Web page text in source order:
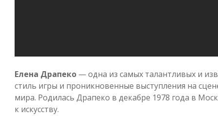
Елена Драпеко — одна из самых талантливых и
стиль игры и проникновенные выступления на
мира. Родилась Драпеко в декабре 1978 года в
к искусству.